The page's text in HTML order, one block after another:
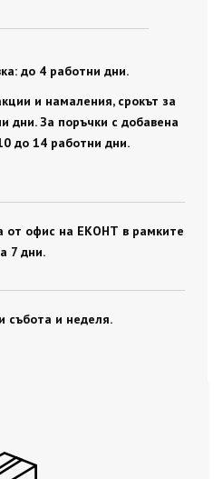
до 4 работни дни.
и намаления, срокът за
дни. За поръчки с добавена
до 14 работни дни.
от офис на ЕКОНТ в рамките
7 дни.
събота и неделя.